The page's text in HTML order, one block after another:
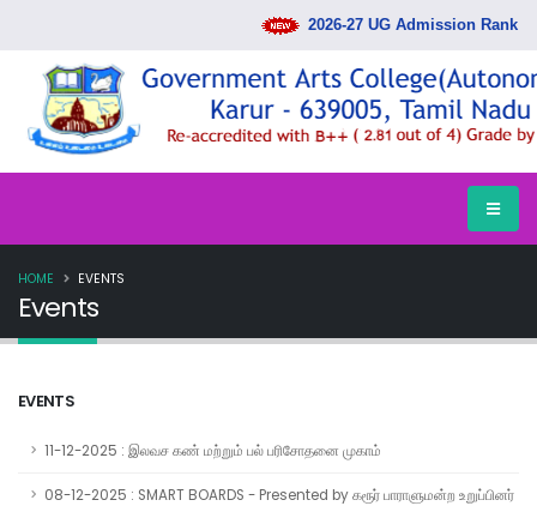
2026-27 UG Admission Rank List
Events
HOME EVENTS
EVENTS
11-12-2025 : இலவச கண் மற்றும் பல் பரிசோதனை முகாம்
08-12-2025 : SMART BOARDS - Presented by கரூர் பாராளுமன்ற உறுப்பினர்